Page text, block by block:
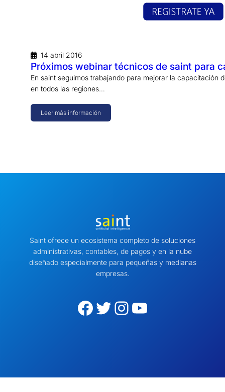
14 abril 2016
Próximos webinar técnicos de saint para
En saint seguimos trabajando para mejorar la capacitación
en todos las regiones…
Leer más información
Saint ofrece un ecosistema completo de soluciones
administrativas, contables, de pagos y en la nube
diseñado especialmente para pequeñas y medianas
empresas.
Facebook Twitter Instagram YouTube